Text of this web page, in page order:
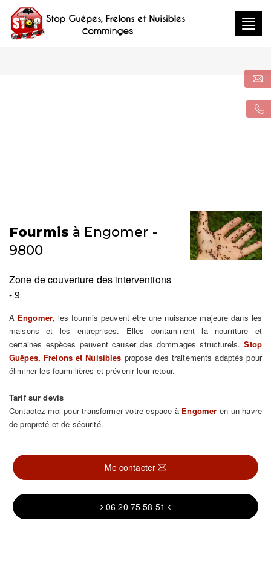
Fourmis à Engomer -
9800
Zone de couverture des interventions
- 9
À Engomer, les fourmis peuvent être une nuisance majeure dans les
maisons et les entreprises. Elles contaminent la nourriture et
certaines espèces peuvent causer des dommages structurels.Stop
Guêpes, Frelons et Nuisibles propose des traitements adaptés pour
éliminer les fourmilières et prévenir leur retour.
Tarif sur devis
Contactez-moi pour transformer votre espace à Engomer en un havre
de propreté et de sécurité.
Me contacter
06 20 75 58 51